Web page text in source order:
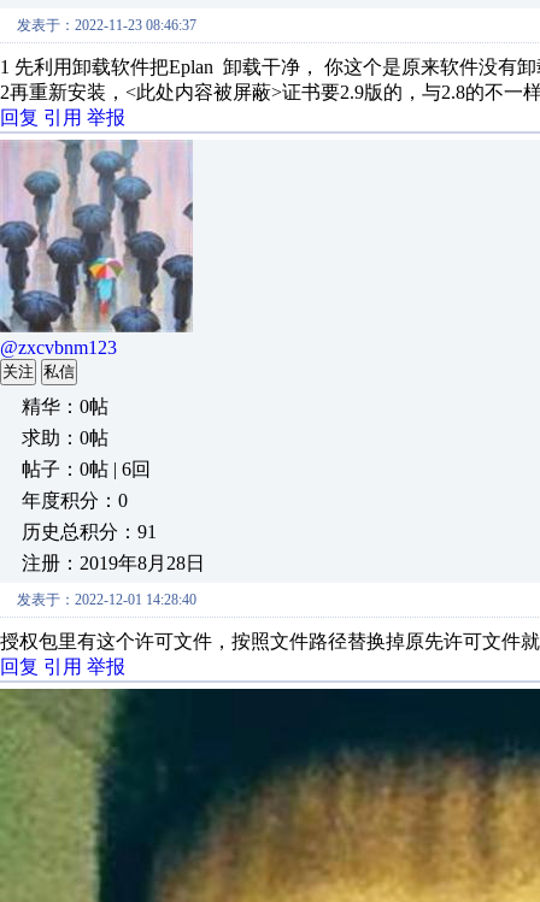
发表于：2022-11-23 08:46:37
1 先利用卸载软件把Eplan 卸载干净， 你这个是原来软件没有
2再重新安装，<此处内容被屏蔽>证书要2.9版的，与2.8的不一
回复 引用 举报
@zxcvbnm123
关注 私信
精华：0帖
求助：0帖
帖子：0帖 | 6回
年度积分：0
历史总积分：91
注册：2019年8月28日
发表于：2022-12-01 14:28:40
授权包里有这个许可文件，按照文件路径替换掉原先许可文件
回复 引用 举报